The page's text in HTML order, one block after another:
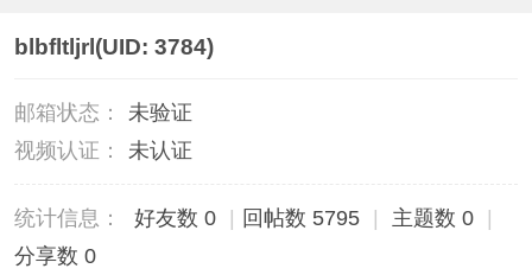
blbfltljrl(UID: 3784)
邮箱状态：
未验证
视频认证：
未认证
统计信息： 好友数 0 回帖数 5795 主题数 0
分享数 0